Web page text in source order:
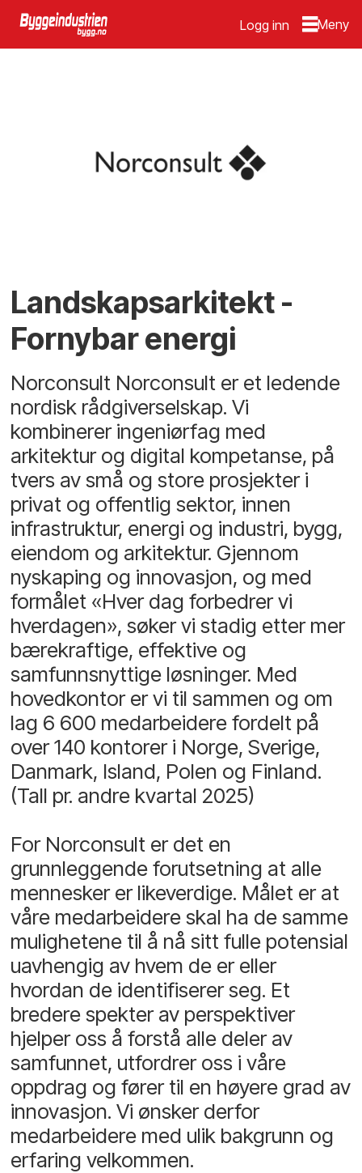
Logg inn
Landskapsarkitekt -
Fornybar energi
Norconsult Norconsult er et ledende
nordisk rådgiverselskap. Vi
kombinerer ingeniørfag med
arkitektur og digital kompetanse, på
tvers av små og store prosjekter i
privat og offentlig sektor, innen
infrastruktur, energi og industri, bygg,
eiendom og arkitektur. Gjennom
nyskaping og innovasjon, og med
formålet «Hver dag forbedrer vi
hverdagen», søker vi stadig etter mer
bærekraftige, effektive og
samfunnsnyttige løsninger. Med
hovedkontor er vi til sammen og om
lag 6 600 medarbeidere fordelt på
over 140 kontorer i Norge, Sverige,
Danmark, Island, Polen og Finland.
(Tall pr. andre kvartal 2025)
For Norconsult er det en
grunnleggende forutsetning at alle
mennesker er likeverdige. Målet er at
våre medarbeidere skal ha de samme
mulighetene til å nå sitt fulle potensial
uavhengig av hvem de er eller
hvordan de identifiserer seg. Et
bredere spekter av perspektiver
hjelper oss å forstå alle deler av
samfunnet, utfordrer oss i våre
oppdrag og fører til en høyere grad av
innovasjon. Vi ønsker derfor
medarbeidere med ulik bakgrunn og
erfaring velkommen.